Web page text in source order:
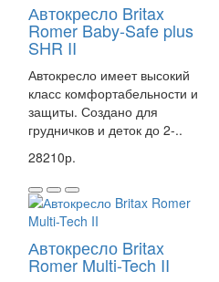
Автокресло Britax
Romer Baby-Safe plus
SHR II
Автокресло имеет высокий
класс комфортабельности и
защиты. Создано для
грудничков и деток до 2-..
28210р.
Автокресло Britax
Romer Multi-Tech II